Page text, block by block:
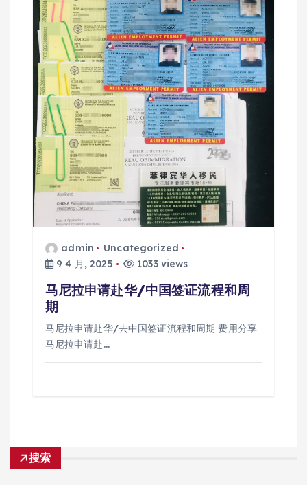
admin
Uncategorized
9 4 月, 2025
1033 views
马尼拉申请赴华/中国签证流程和周
期
马尼拉申请赴华/去中国签证流程和周期 费用分享
马尼拉申请赴…
搜索